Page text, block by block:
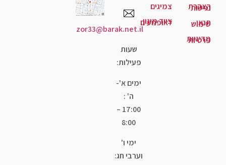
הצהרת
נגישות
תנאי
שימוש
מדיניות
פרטיות
צמיגים
ציוד מיגון
לאופנועים
zor33@barak.net.il
שעות
פעילות:
ימים א'-
ה' :
17:00 –
8:00
ימי ו'
וערבי חג: